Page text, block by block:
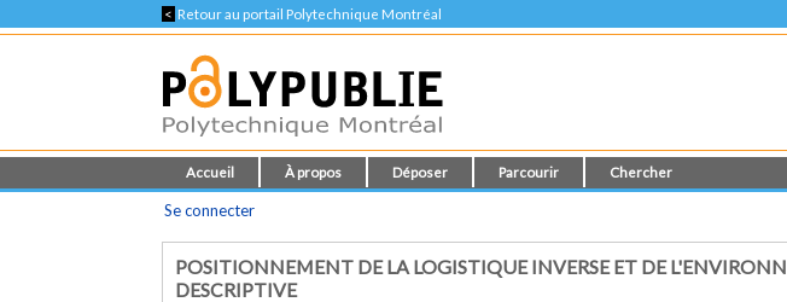
< Retour au portail Polytechnique Montréal
Accueil À propos Déposer Parcourir Chercher
Se connecter
POSITIONNEMENT DE LA LOGISTIQUE INVERSE ET DE
DESCRIPTIVE